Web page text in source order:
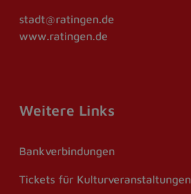
stadt@ratingen.de
www.ratingen.de
Weitere Links
Bankverbindungen
Tickets für Kulturveranstaltungen